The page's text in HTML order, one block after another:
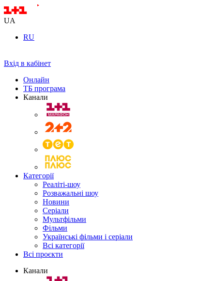
UA
RU
Вхід в кабінет
Онлайн
ТБ програма
Канали
Категорії
Реаліті-шоу
Розважальні шоу
Новини
Серіали
Мультфільми
Фільми
Українські фільми і серіали
Всі категорії
Всі проєкти
Канали